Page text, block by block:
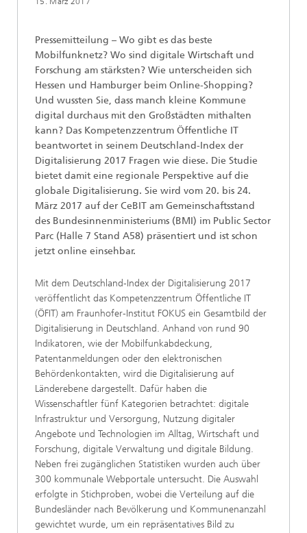
Pressemitteilung – Wo gibt es das beste
Mobilfunknetz? Wo sind digitale Wirtschaft und
Forschung am stärksten? Wie unterscheiden sich
Hessen und Hamburger beim Online-Shopping?
Und wussten Sie, dass manch kleine Kommune
digital durchaus mit den Großstädten mithalten
kann? Das Kompetenzzentrum Öffentliche IT
beantwortet in seinem Deutschland-Index der
Digitalisierung 2017 Fragen wie diese. Die Studie
bietet damit eine regionale Perspektive auf die
globale Digitalisierung. Sie wird vom 20. bis 24.
März 2017 auf der CeBIT am Gemeinschaftsstand
des Bundesinnenministeriums (BMI) im Public Sector
Parc (Halle 7 Stand A58) präsentiert und ist schon
jetzt online einsehbar.
Mit dem Deutschland-Index der Digitalisierung 2017
veröffentlicht das Kompetenzzentrum Öffentliche IT
(ÖFIT) am Fraunhofer-Institut FOKUS ein Gesamtbild der
Digitalisierung in Deutschland. Anhand von rund 90
Indikatoren, wie der Mobilfunkabdeckung,
Patentanmeldungen oder den elektronischen
Behördenkontakten, wird die Digitalisierung auf
Länderebene dargestellt. Dafür haben die
Wissenschaftler fünf Kategorien betrachtet: digitale
Infrastruktur und Versorgung, Nutzung digitaler
Angebote und Technologien im Alltag, Wirtschaft und
Forschung, digitale Verwaltung und digitale Bildung.
Neben frei zugänglichen Statistiken wurden auch über
300 kommunale Webportale untersucht. Die Auswahl
erfolgte in Stichproben, wobei die Verteilung auf die
Bundesländer nach Bevölkerung und Kommunenanzahl
gewichtet wurde, um ein repräsentatives Bild zu